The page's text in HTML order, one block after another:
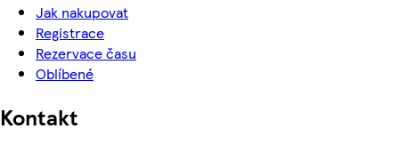
Jak nakupovat
Registrace
Rezervace času
Oblíbené
Kontakt